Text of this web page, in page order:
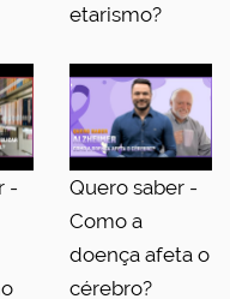
etarismo?
-
Quero saber -
Como a
doença afeta o
cérebro?